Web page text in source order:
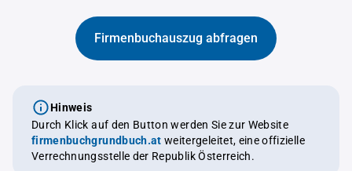
Firmenbuchauszug abfragen
Hinweis
Durch Klick auf den Button werden Sie zur Website
firmenbuchgrundbuch.at weitergeleitet, eine offizielle
Verrechnungsstelle der Republik Österreich.